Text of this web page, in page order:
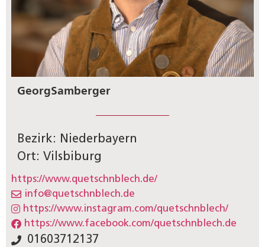
GeorgSamberger
Bezirk: Niederbayern
Ort: Vilsbiburg
https://www.quetschnblech.de/
info@quetschnblech.de
https://www.instagram.com/quetschnblech/
https://www.facebook.com/quetschnblech.de
01603712137